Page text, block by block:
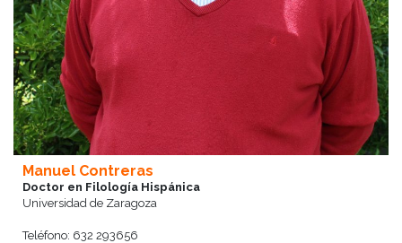
Manuel Contreras
Doctor en Filología Hispánica
Universidad de Zaragoza
Teléfono: 632 293656